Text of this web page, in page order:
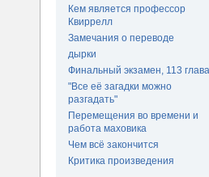
Кем является профессор
Квиррелл
Замечания о переводе
дырки
Финальный экзамен, 113 глава
"Все её загадки можно
разгадать"
Перемещения во времени и
работа маховика
Чем всё закончится
Критика произведения